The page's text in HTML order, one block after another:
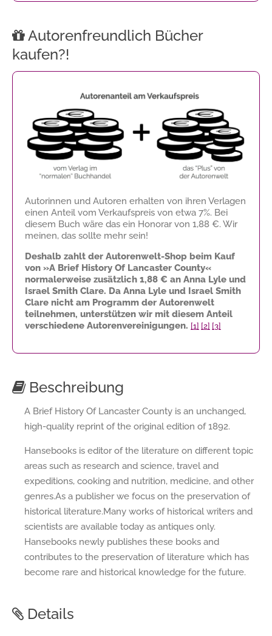
Autorenfreundlich Bücher
kaufen?!
Autorinnen und Autoren erhalten von ihren Verlagen
einen Anteil vom Verkaufspreis von etwa 7%. Bei
diesem Buch wäre das ein Honorar von 1,88 €. Wir
meinen, das sollte mehr sein!
Deshalb zahlt der Autorenwelt-Shop beim Kauf
von »A Brief History Of Lancaster County«
normalerweise zusätzlich 1,88 € an Anna Lyle und
Israel Smith Clare. Da Anna Lyle und Israel Smith
Clare nicht am Programm der Autorenwelt
teilnehmen, unterstützen wir mit diesem Anteil
verschiedene Autorenvereinigungen. [1] [2] [3]
Beschreibung
A Brief History Of Lancaster County is an unchanged,
high-quality reprint of the original edition of 1892.
Hansebooks is editor of the literature on different topic
areas such as research and science, travel and
expeditions, cooking and nutrition, medicine, and other
genres.As a publisher we focus on the preservation of
historical literature.Many works of historical writers and
scientists are available today as antiques only.
Hansebooks newly publishes these books and
contributes to the preservation of literature which has
become rare and historical knowledge for the future.
Details